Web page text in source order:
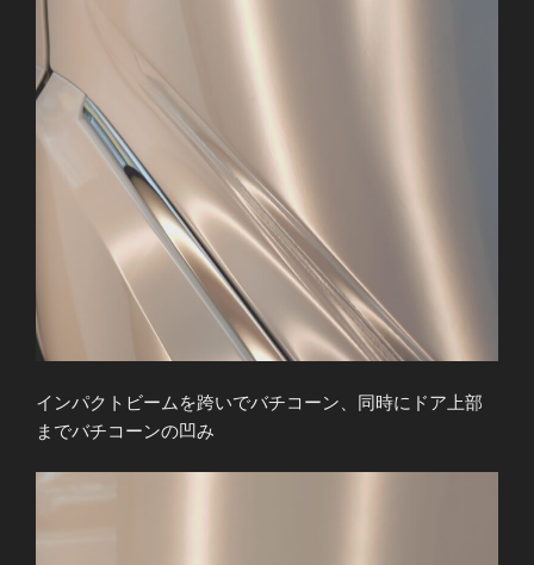
インパクトビームを跨いでバチコーン、同時にドア上部
までバチコーンの凹み